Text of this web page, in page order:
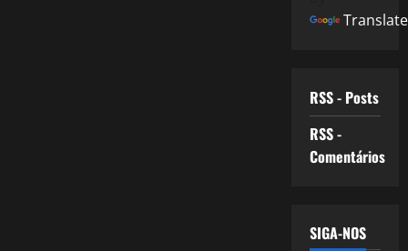
Translate
RSS - Posts
RSS -
Comentários
SIGA-NOS